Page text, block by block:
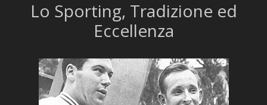
​Lo Sporting, Tradizione ed
Eccellenza